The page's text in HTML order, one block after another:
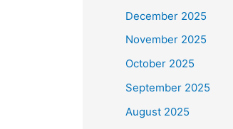
December 2025
November 2025
October 2025
September 2025
August 2025